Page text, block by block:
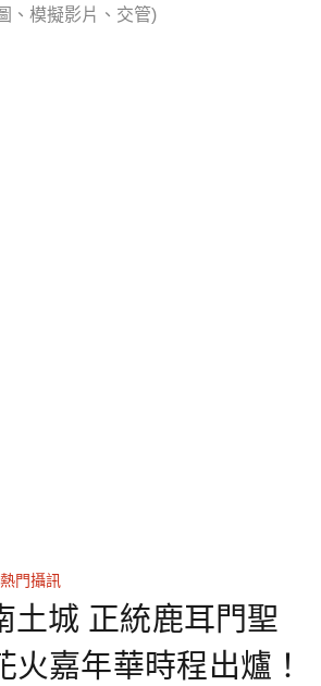
、模擬影片、交管)
熱門攝訊
土城 正統鹿耳門聖
火嘉年華時程出爐！